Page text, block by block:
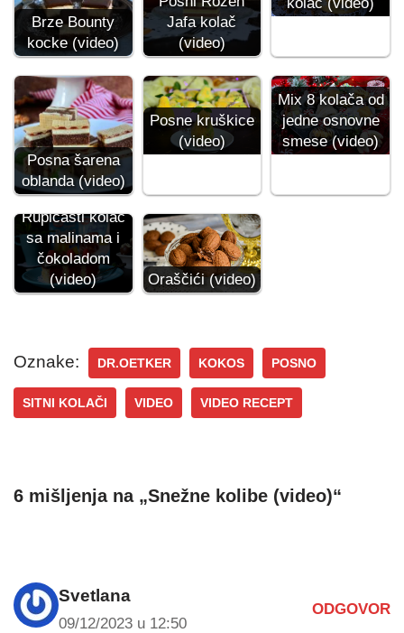
Brze Bounty
kocke (video)
Jafa kolač
(video)
kolač (video)
Posna šarena
oblanda (video)
Posne kruškice
(video)
Mix 8 kolača od
jedne osnovne
smese (video)
Rupičasti kolač
sa malinama i
čokoladom
(video)
Oraščići (video)
Oznake: DR.OETKER KOKOS POSNO
SITNI KOLAČI VIDEO VIDEO RECEPT
6 mišljenja na „Snežne kolibe (video)“
Svetlana
09/12/2023 u 12:50
ODGOVOR